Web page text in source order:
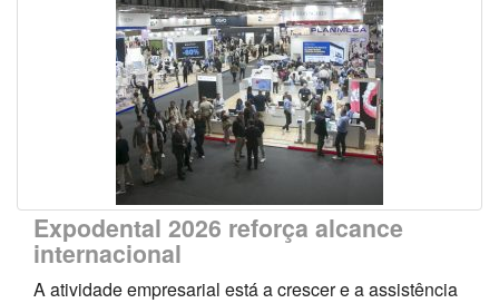
Expodental 2026 reforça alcance
internacional
A atividade empresarial está a crescer e a assistência